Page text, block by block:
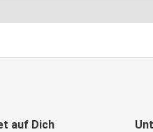
auf Dich